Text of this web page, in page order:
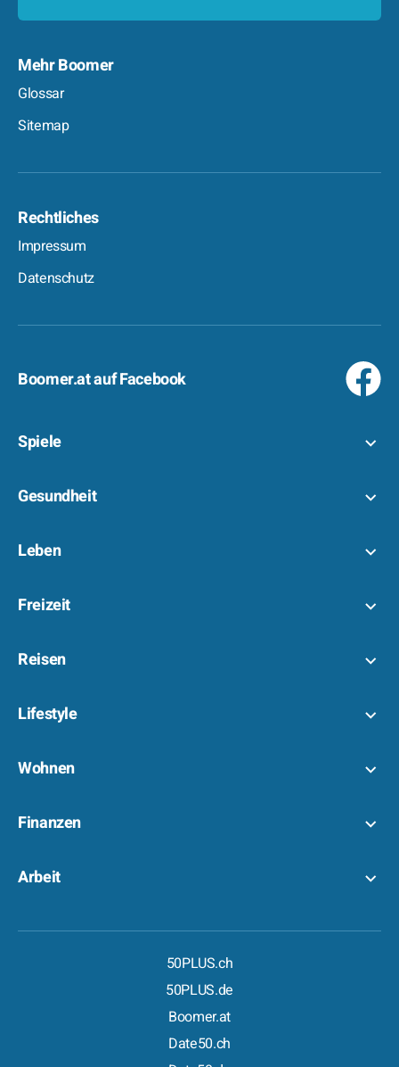
Mehr Boomer
Glossar
Sitemap
Rechtliches
Impressum
Datenschutz
Boomer.at auf Facebook
Spiele
Gesundheit
Leben
Freizeit
Reisen
Lifestyle
Wohnen
Finanzen
Arbeit
50PLUS.ch
50PLUS.de
Boomer.at
Date50.ch